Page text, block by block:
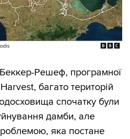
Решеф, програмної
багато територій
спочатку були
дамби, але
яка постане